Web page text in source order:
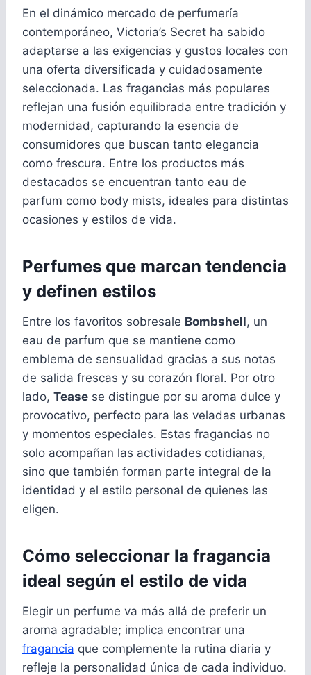
En el dinámico mercado de perfumería
contemporáneo, Victoria’s Secret ha sabido
adaptarse a las exigencias y gustos locales con
una oferta diversificada y cuidadosamente
seleccionada. Las fragancias más populares
reflejan una fusión equilibrada entre tradición y
modernidad, capturando la esencia de
consumidores que buscan tanto elegancia
como frescura. Entre los productos más
destacados se encuentran tanto eau de
parfum como body mists, ideales para distintas
ocasiones y estilos de vida.
Perfumes que marcan tendencia
y definen estilos
Entre los favoritos sobresale Bombshell, un
eau de parfum que se mantiene como
emblema de sensualidad gracias a sus notas
de salida frescas y su corazón floral. Por otro
lado, Tease se distingue por su aroma dulce y
provocativo, perfecto para las veladas urbanas
y momentos especiales. Estas fragancias no
solo acompañan las actividades cotidianas,
sino que también forman parte integral de la
identidad y el estilo personal de quienes las
eligen.
Cómo seleccionar la fragancia
ideal según el estilo de vida
Elegir un perfume va más allá de preferir un
aroma agradable; implica encontrar una
fragancia que complemente la rutina diaria y
refleje la personalidad única de cada individuo.